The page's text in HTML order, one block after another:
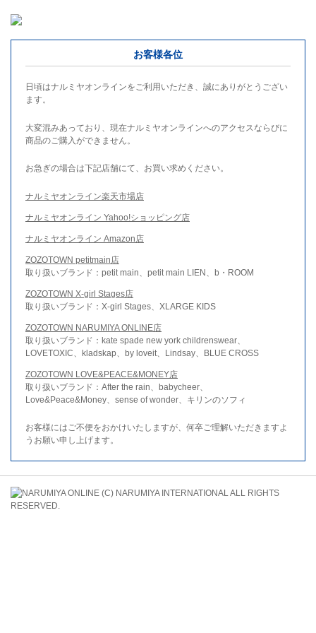
お客様各位
日頃はナルミヤオンラインをご利用いただき、誠にありがとうござい
ます。
大変混みあっており、現在ナルミヤオンラインへのアクセスならびに
商品のご購入ができません。
お急ぎの場合は下記店舗にて、お買い求めください。
ナルミヤオンライン楽天市場店
ナルミヤオンライン Yahoo!ショッピング店
ナルミヤオンライン Amazon店
ZOZOTOWN petitmain店
取り扱いブランド：petit main、petit main LIEN、b・ROOM
ZOZOTOWN X-girl Stages店
取り扱いブランド：X-girl Stages、XLARGE KIDS
ZOZOTOWN NARUMIYA ONLINE店
取り扱いブランド：kate spade new york childrenswear、
LOVETOXIC、kladskap、by loveit、Lindsay、BLUE CROSS
ZOZOTOWN LOVE&PEACE&MONEY店
取り扱いブランド：After the rain、babycheer、
Love&Peace&Money、sense of wonder、キリンのソフィ
お客様にはご不便をおかけいたしますが、何卒ご理解いただきますよ
うお願い申し上げます。